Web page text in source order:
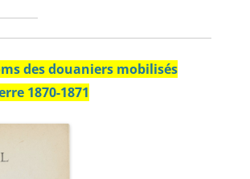
des douaniers mobilisés
1870-1871